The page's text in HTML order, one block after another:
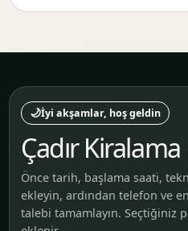
🌙İyi akşamlar, hoş geldin
Çadır
Önce tarih, başlama saati,
ekleyin, ardından telefon ve
talebi tamamlayın. Seçtiğiniz